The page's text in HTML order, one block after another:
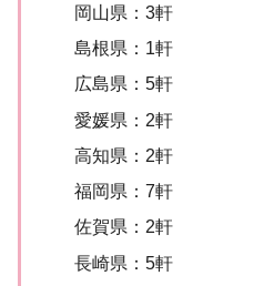
岡山県：3軒
島根県：1軒
広島県：5軒
愛媛県：2軒
高知県：2軒
福岡県：7軒
佐賀県：2軒
長崎県：5軒